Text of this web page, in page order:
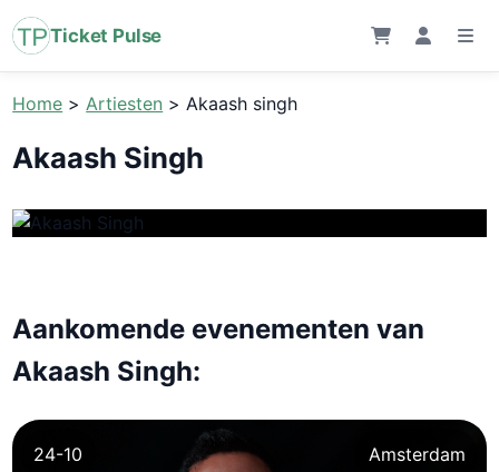
Ticket Pulse
Home >Artiesten >Akaash singh
Akaash Singh
Aankomende evenementen van
Akaash Singh:
Amsterdam
24-10